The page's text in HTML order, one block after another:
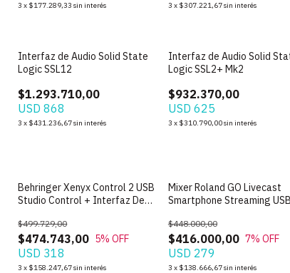
3 x $177.289,33 sin interés 3 x $307.221,67sin interés
Interfaz de Audio Solid State
Logic SSL12
$1.293.710,00
USD 868
3 x $431.236,67sin interés
Interfaz de Audio Solid
Logic SSL2+ Mk2
$932.370,00
USD 625
3 x $310.790,00sin interés
Behringer Xenyx Control 2 USB
Studio Control + Interfaz De
$474.743,00
$499.729,00
5% OFF
USD 318
3 x $158.247,67sin interés
Mixer Roland GO Livecast
Smartphone Streaming USB
$416.000,00
$448.000,00
7% OFF
USD 279
3 x $138.666,67sin interés